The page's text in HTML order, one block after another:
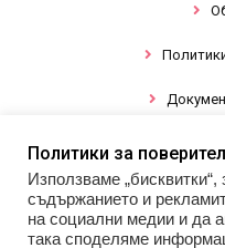
Политики за
Използваме
съдържанието и
на социални медии и да
така споделяме